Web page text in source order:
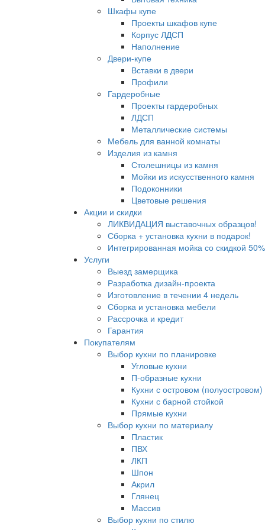
Шкафы купе
Проекты шкафов купе
Корпус ЛДСП
Наполнение
Двери-купе
Вставки в двери
Профили
Гардеробные
Проекты гардеробных
ЛДСП
Металлические системы
Мебель для ванной комнаты
Изделия из камня
Столешницы из камня
Мойки из искусственного камня
Подоконники
Цветовые решения
Акции и скидки
ЛИКВИДАЦИЯ выставочных образцов!
Сборка + установка кухни в подарок!
Интегрированная мойка со скидкой
Услуги
Выезд замерщика
Разработка дизайн-проекта
Изготовление в течении 4 недель
Сборка и установка мебели
Рассрочка и кредит
Гарантия
Покупателям
Выбор кухни по планировке
Угловые кухни
П-образные кухни
Кухни с островом (полуостровом)
Кухни с барной стойкой
Прямые кухни
Выбор кухни по материалу
Пластик
ПВХ
ЛКП
Шпон
Акрил
Глянец
Массив
Выбор кухни по стилю